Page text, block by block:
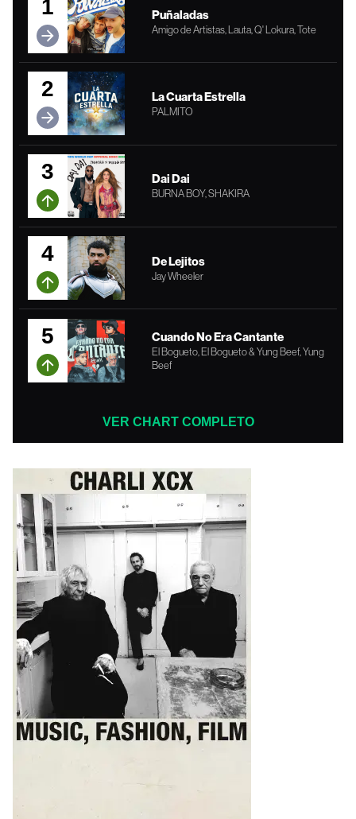
1 Puñaladas
Amigo de Artistas, Lauta, Q' Lokura, Tote
2 La Cuarta Estrella
PALMITO
3 Dai Dai
BURNA BOY, SHAKIRA
4 De Lejitos
Jay Wheeler
5 Cuando No Era Cantante
El Bogueto, El Bogueto & Yung Beef, Yung
Beef
VER CHART COMPLETO